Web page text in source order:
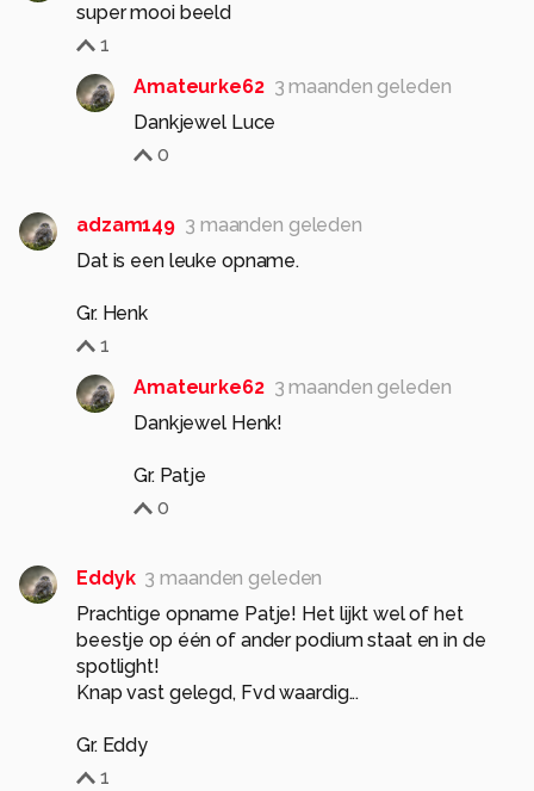
super mooi beeld
1
Amateurke62 3 maanden geleden
Dankjewel Luce
0
adzam149 3 maanden geleden
Dat is een leuke opname.
Gr. Henk
1
Amateurke62 3 maanden geleden
Dankjewel Henk!
Gr. Patje
0
Eddyk 3 maanden geleden
Prachtige opname Patje! Het lijkt wel of het
beestje op één of ander podium staat en in de
spotlight!
Knap vast gelegd, Fvd waardig...
Gr. Eddy
1